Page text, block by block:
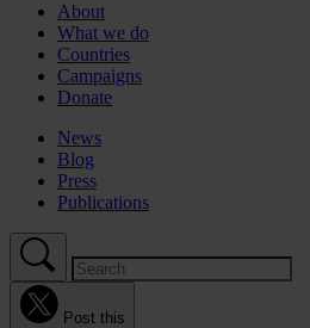
About
What we do
Countries
Campaigns
Donate
News
Blog
Press
Publications
Post this